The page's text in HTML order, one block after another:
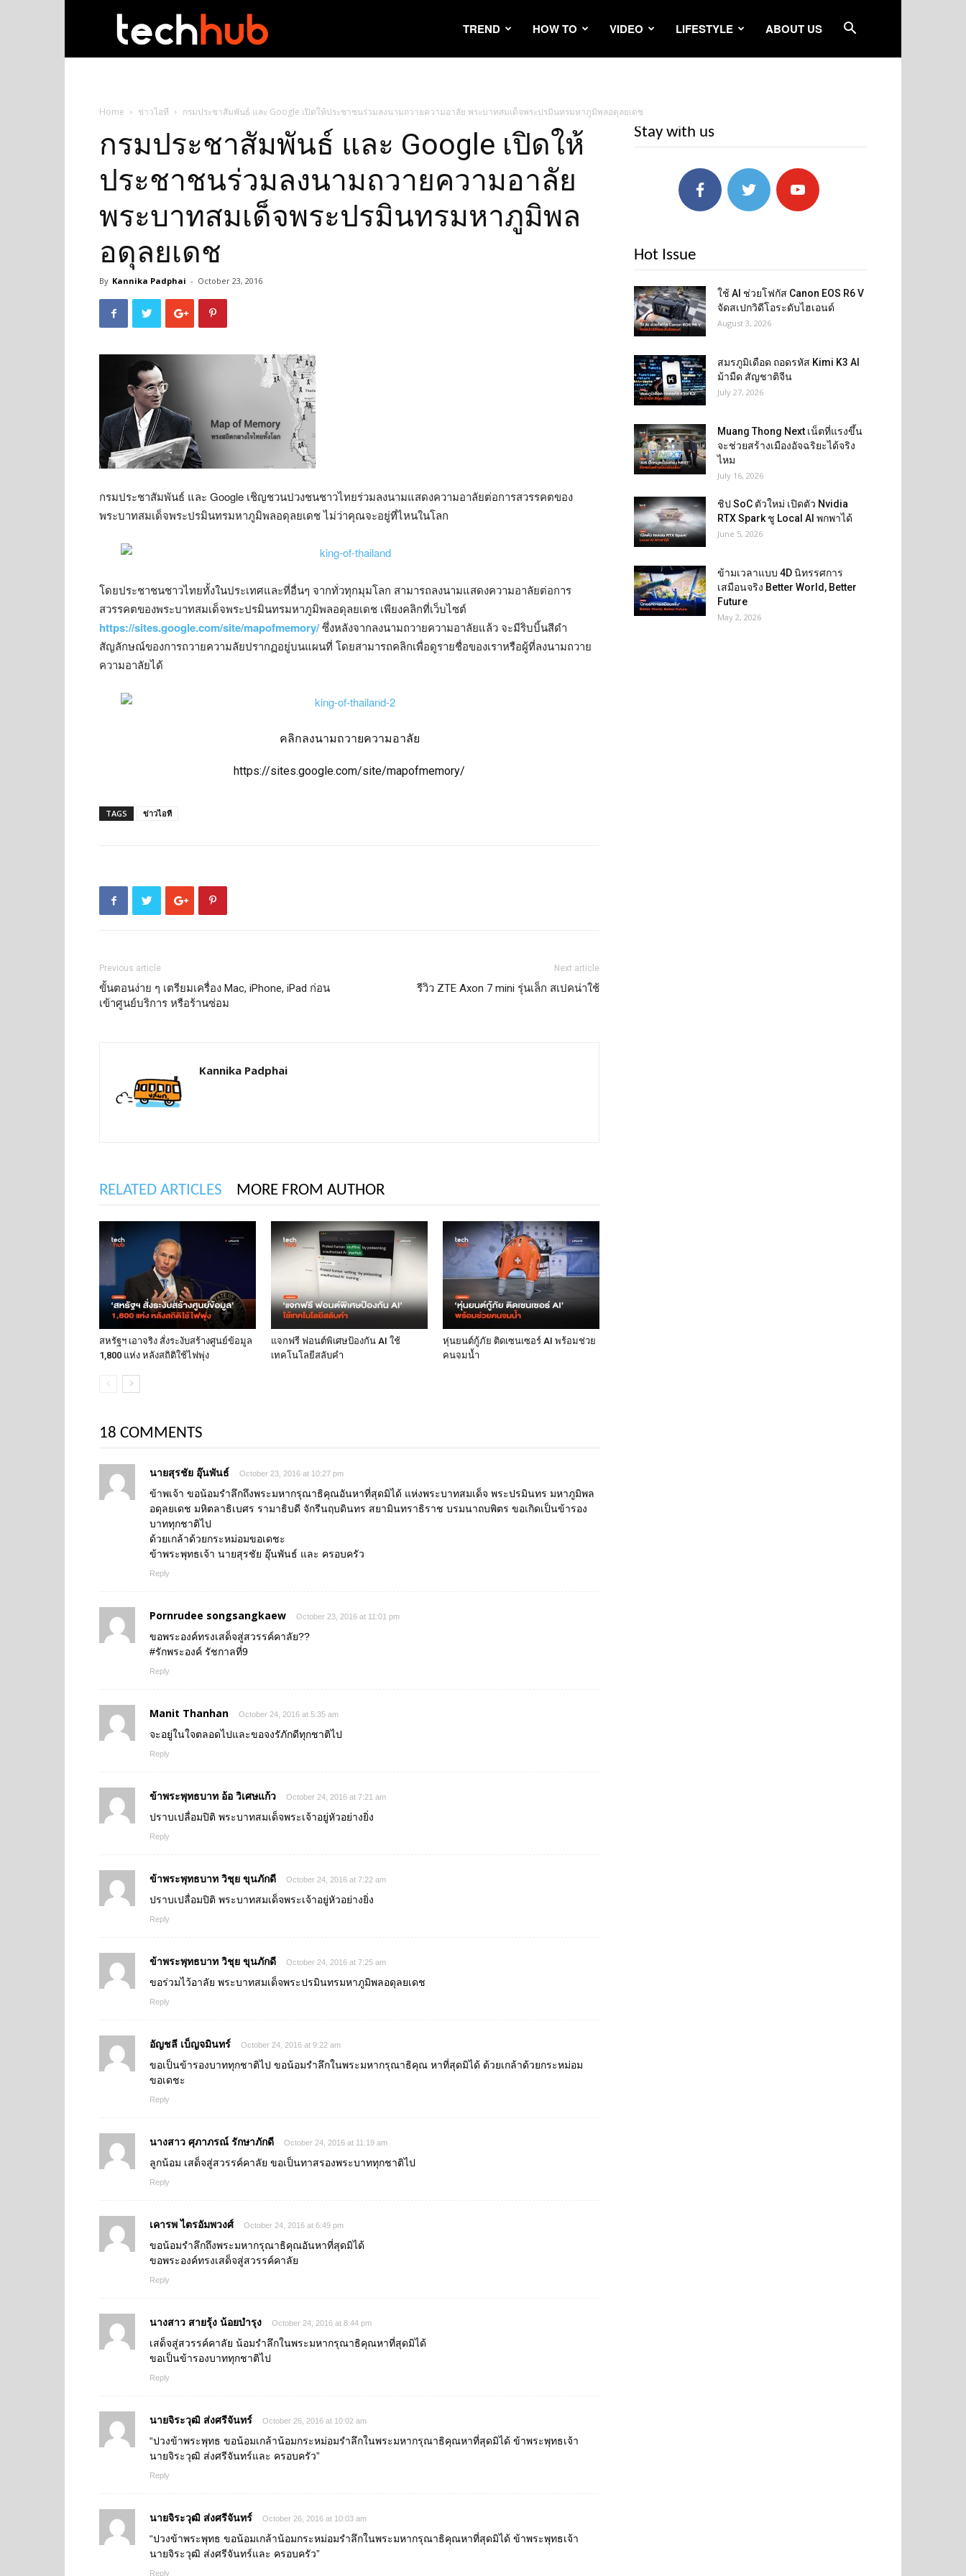
TREND HOW TO VIDEO LIFESTYLE ABOUT US
Home ข่าวไอที กรมประชาสัมพันธ์ และ Google เปิดให้ประชาชนร่วมลงนามถวายความอาลัย พระบาทสมเด็จพระปรมินทรมหาภูมิพลอดุลยเดช
กรมประชาสัมพันธ์ และ Google เปิดให้
ประชาชนร่วมลงนามถวายความอาลัย
พระบาทสมเด็จพระปรมินทรมหาภูมิพล
อดุลยเดช
By Kannika Padphai - October 23, 2016
กรมประชาสัมพันธ์ และ Google เชิญชวนปวงชนชาวไทยร่วมลงนามแสดงความอาลัยต่อการสวรรคตของ
พระบาทสมเด็จพระปรมินทรมหาภูมิพลอดุลยเดช ไม่ว่าคุณจะอยู่ที่ไหนในโลก
โดยประชาชนชาวไทยทั้งในประเทศและที่อื่นๆ จากทั่วทุกมุมโลก สามารถลงนามแสดงความอาลัยต่อการ
สวรรคตของพระบาทสมเด็จพระปรมินทรมหาภูมิพลอดุลยเดช เพียงคลิกที่เว็บไซต์
https://sites.google.com/site/mapofmemory/ซึ่งหลังจากลงนามถวายความอาลัยแล้ว จะมีริบบิ้นสีดำ
สัญลักษณ์ของการถวายความลัยปรากฏอยู่บนแผนที่ โดยสามารถคลิกเพื่อดูรายชื่อของเราหรือผู้ที่ลงนามถวาย
ความอาลัยได้
คลิกลงนามถวายความอาลัย
https://sites.google.com/site/mapofmemory/
TAGS ข่าวไอที
Previous article
ขั้นตอนง่าย ๆ เตรียมเครื่อง Mac, iPhone, iPad ก่อน
เข้าศูนย์บริการ หรือร้านซ่อม
Next article
รีวิว ZTE Axon 7 mini รุ่นเล็ก สเปคน่าใช้
Kannika Padphai
RELATED ARTICLES MORE FROM AUTHOR
สหรัฐฯ เอาจริง สั่งระงับสร้างศูนย์ข้อมูล
1,800 แห่ง หลังสถิติใช้ไฟพุ่ง
แจกฟรี ฟอนต์พิเศษป้องกัน AI ใช้
เทคโนโลยีสลับคำ
หุ่นยนต์กู้ภัย ติดเซนเซอร์ AI พร้อมช่วย
คนจมน้ำ
18 COMMENTS
นายสุรชัย อุ๊นพันธ์ October 23, 2016 at 10:27 pm
ข้าพเจ้า ขอน้อมรำลึกถึงพระมหากรุณาธิคุณอันหาที่สุดมิได้ แห่งพระบาทสมเด็จ พระปรมินทร มหาภูมิพล
อดุลยเดช มหิตลาธิเบศร รามาธิบดี จักรีนฤบดินทร สยามินทราธิราช บรมนาถบพิตร ขอเกิดเป็นข้ารอง
บาททุกชาติไป
ด้วยเกล้าด้วยกระหม่อมขอเดชะ
ข้าพระพุทธเจ้า นายสุรชัย อุ๊นพันธ์ และ ครอบครัว
Reply
Pornrudee songsangkaew October 23, 2016 at 11:01 pm
ขอพระองค์ทรงเสด็จสู่สวรรค์คาลัย??
#รักพระองค์ รัชกาลที่9
Reply
Manit Thanhan October 24, 2016 at 5:35 am
จะอยู่ในใจตลอดไปและขอจงรัภักดีทุกชาติไป
Reply
ข้าพระพุทธบาท อ้อ วิเศษแก้ว October 24, 2016 at 7:21 am
ปราบเปลื่อมปิติ พระบาทสมเด็จพระเจ้าอยู่หัวอย่างยิ่ง
Reply
ข้าพระพุทธบาท วิชุย ขุนภักดี October 24, 2016 at 7:22 am
ปราบเปลื่อมปิติ พระบาทสมเด็จพระเจ้าอยู่หัวอย่างยิ่ง
Reply
ข้าพระพุทธบาท วิชุย ขุนภักดี October 24, 2016 at 7:25 am
ขอร่วมไว้อาลัย พระบาทสมเด็จพระปรมินทรมหาภูมิพลอดุลยเดช
Reply
อัญชลี เบ็ญจมินทร์ October 24, 2016 at 9:22 am
ขอเป็นข้ารองบาททุกชาติไป ขอน้อมรำลึกในพระมหากรุณาธิคุณ หาที่สุดมิได้ ด้วยเกล้าด้วยกระหม่อม
ขอเดชะ
Reply
นางสาว ศุภาภรณ์ รักษาภักดี October 24, 2016 at 11:19 am
ลูกน้อม เสด็จสู่สวรรค์คาลัย ขอเป็นทาสรองพระบาททุกชาติไป
Reply
เคารพ ไตรอัมพวงศ์ October 24, 2016 at 6:49 pm
ขอน้อมรำลึกถึงพระมหากรุณาธิคุณอันหาที่สุดมิได้
ขอพระองค์ทรงเสด็จสู่สวรรค์คาลัย
Reply
นางสาว สายรุ้ง น้อยบำรุง October 24, 2016 at 8:44 pm
เสด็จสู่สวรรค์คาลัย น้อมรำลึกในพระมหากรุณาธิคุณหาที่สุดมิได้
ขอเป็นข้ารองบาททุกชาติไป
Reply
นายจิระวุฒิ ส่งศรีจันทร์ October 26, 2016 at 10:02 am
“ปวงข้าพระพุทธ ขอน้อมเกล้าน้อมกระหม่อมรำลึกในพระมหากรุณาธิคุณหาที่สุดมิได้ ข้าพระพุทธเจ้า
นายจิระวุฒิ ส่งศรีจันทร์และ ครอบครัว”
Reply
นายจิระวุฒิ ส่งศรีจันทร์ October 26, 2016 at 10:03 am
“ปวงข้าพระพุทธ ขอน้อมเกล้าน้อมกระหม่อมรำลึกในพระมหากรุณาธิคุณหาที่สุดมิได้ ข้าพระพุทธเจ้า
นายจิระวุฒิ ส่งศรีจันทร์และ ครอบครัว”
Reply
Stay with us
Hot Issue
ใช้ AI ช่วยโฟกัส Canon EOS R6 V
จัดสเปกวิดีโอระดับไฮเอนด์
August 3, 2026
สมรภูมิเดือด ถอดรหัส Kimi K3 AI
ม้ามืด สัญชาติจีน
July 27, 2026
Muang Thong Next เน็ตที่แรงขึ้น
จะช่วยสร้างเมืองอัจฉริยะได้จริง
ไหม
July 16, 2026
ชิป SoC ตัวใหม่ เปิดตัว Nvidia
RTX Spark ชู Local AI พกพาได้
June 5, 2026
ข้ามเวลาแบบ 4D นิทรรศการ
เสมือนจริง Better World, Better
Future
May 2, 2026